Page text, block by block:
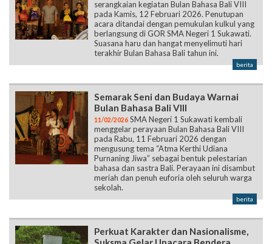
serangkaian kegiatan Bulan Bahasa Bali VIII
pada Kamis, 12 Februari 2026. Penutupan
acara ditandai dengan pemukulan kulkul yang
berlangsung di GOR SMA Negeri 1 Sukawati.
Suasana haru dan hangat menyelimuti hari
terakhir Bulan Bahasa Bali tahun ini.
berita
Semarak Seni dan Budaya Warnai
Bulan Bahasa Bali VIII
11/02/2026 SMA Negeri 1 Sukawati kembali
menggelar perayaan Bulan Bahasa Bali VIII
pada Rabu, 11 Februari 2026 dengan
mengusung tema “Atma Kerthi Udiana
Purnaning Jiwa” sebagai bentuk pelestarian
bahasa dan sastra Bali. Perayaan ini disambut
meriah dan penuh euforia oleh seluruh warga
sekolah.
berita
Perkuat Karakter dan Nasionalisme,